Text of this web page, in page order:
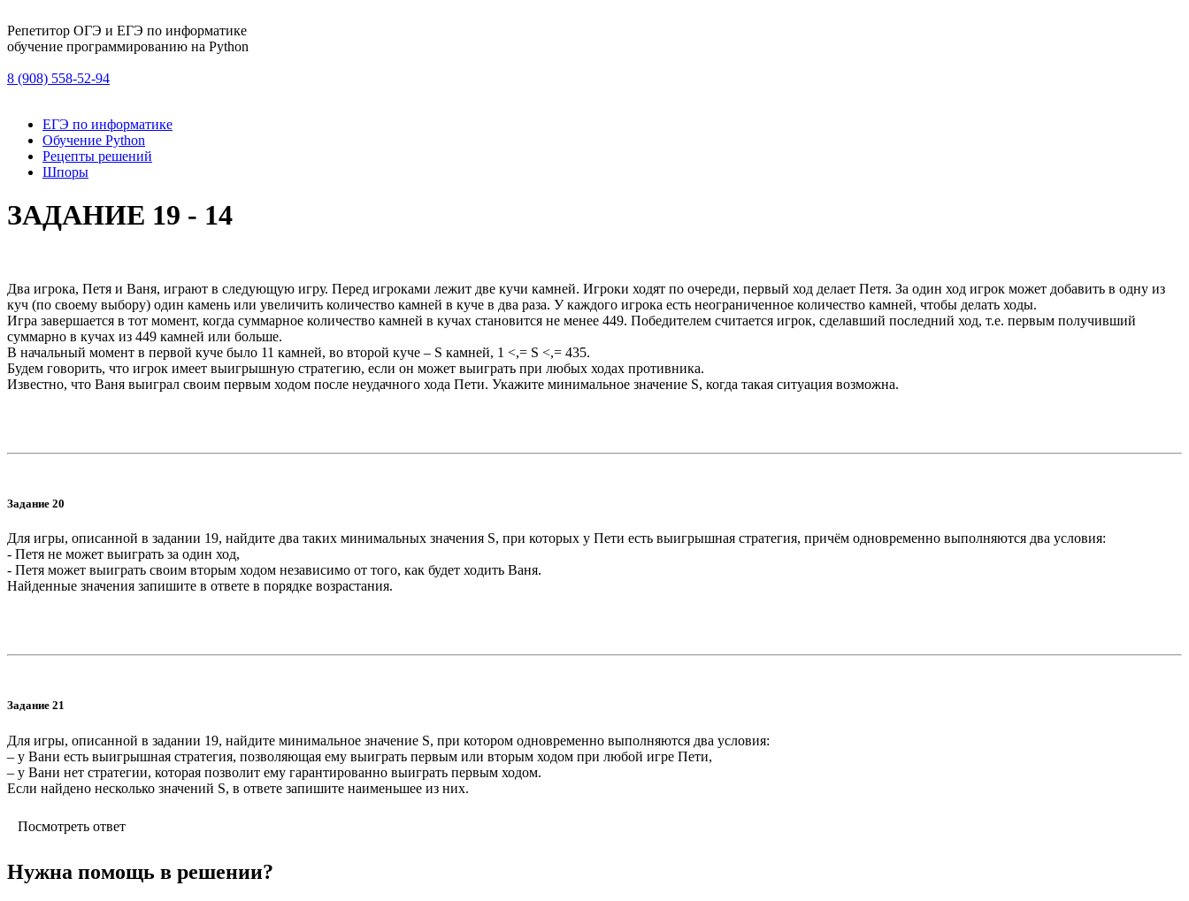
Репетитор ОГЭ и ЕГЭ по информатике
обучение программированию на Python
8 (908) 558-52-94
ЕГЭ по информатике
Обучение Python
Рецепты решений
Шпоры
ЗАДАНИЕ 19 - 14
Два игрока, Петя и Ваня, играют в следующую игру. Перед игроками лежит две кучи камней. Игроки ходят по очереди, первый ход делает Петя. За один ход игрок может добавить в одну из
куч (по своему выбору) один камень или увеличить количество камней в куче в два раза. У каждого игрока есть неограниченное количество камней, чтобы делать ходы.
Игра завершается в тот момент, когда суммарное количество камней в кучах становится не менее 449. Победителем считается игрок, сделавший последний ход, т.е. первым получивший
суммарно в кучах из 449 камней или больше.
В начальный момент в первой куче было 11 камней, во второй куче – S камней, 1 <,= S <,= 435.
Будем говорить, что игрок имеет выигрышную стратегию, если он может выиграть при любых ходах противника.
Известно, что Ваня выиграл своим первым ходом после неудачного хода Пети. Укажите минимальное значение S, когда такая ситуация возможна.
Задание 20
Для игры, описанной в задании 19, найдите два таких минимальных значения S, при которых у Пети есть выигрышная стратегия, причём одновременно выполняются два условия:
- Петя не может выиграть за один ход,
- Петя может выиграть своим вторым ходом независимо от того, как будет ходить Ваня.
Найденные значения запишите в ответе в порядке возрастания.
Задание 21
Для игры, описанной в задании 19, найдите минимальное значение S, при котором одновременно выполняются два условия:
– у Вани есть выигрышная стратегия, позволяющая ему выиграть первым или вторым ходом при любой игре Пети,
– у Вани нет стратегии, которая позволит ему гарантированно выиграть первым ходом.
Если найдено несколько значений S, в ответе запишите наименьшее из них.
Посмотреть ответ
Нужна помощь в решении?